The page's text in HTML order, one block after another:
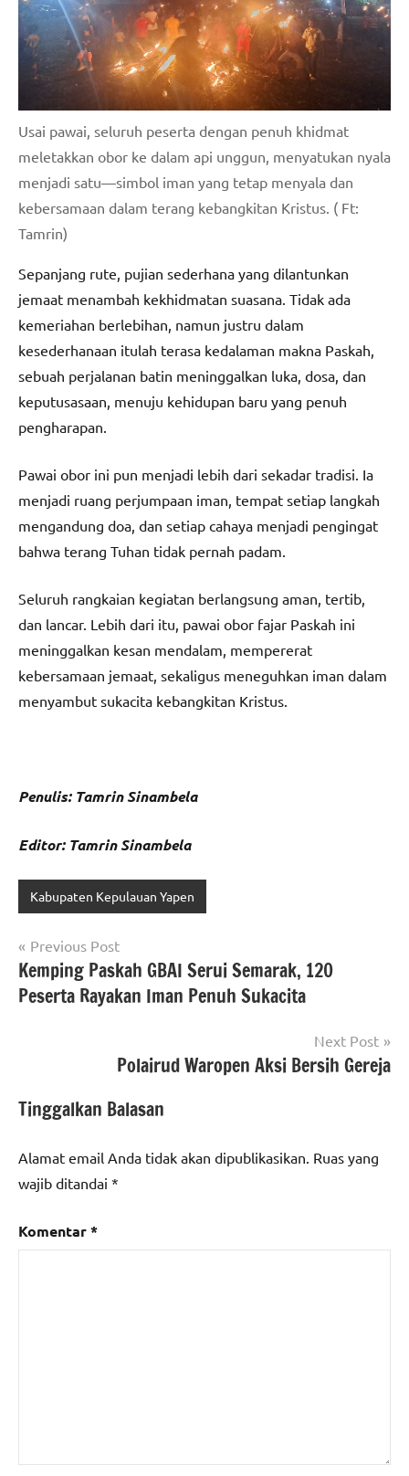
Usai pawai, seluruh peserta dengan penuh khidmat
meletakkan obor ke dalam api unggun, menyatukan nyala
menjadi satu—simbol iman yang tetap menyala dan
kebersamaan dalam terang kebangkitan Kristus. ( Ft:
Tamrin)
Sepanjang rute, pujian sederhana yang dilantunkan
jemaat menambah kekhidmatan suasana. Tidak ada
kemeriahan berlebihan, namun justru dalam
kesederhanaan itulah terasa kedalaman makna Paskah,
sebuah perjalanan batin meninggalkan luka, dosa, dan
keputusasaan, menuju kehidupan baru yang penuh
pengharapan.
Pawai obor ini pun menjadi lebih dari sekadar tradisi. Ia
menjadi ruang perjumpaan iman, tempat setiap langkah
mengandung doa, dan setiap cahaya menjadi pengingat
bahwa terang Tuhan tidak pernah padam.
Seluruh rangkaian kegiatan berlangsung aman, tertib,
dan lancar. Lebih dari itu, pawai obor fajar Paskah ini
meninggalkan kesan mendalam, mempererat
kebersamaan jemaat, sekaligus meneguhkan iman dalam
menyambut sukacita kebangkitan Kristus.
Penulis: Tamrin Sinambela
Editor: Tamrin Sinambela
Kabupaten Kepulauan Yapen
Navigasi
pos
Previous Post
Kemping Paskah GBAI Serui Semarak, 120
Peserta Rayakan Iman Penuh Sukacita
Next Post
Polairud Waropen Aksi Bersih Gereja
Tinggalkan Balasan
Alamat email Anda tidak akan dipublikasikan. Ruas yang
wajib ditandai *
Komentar*